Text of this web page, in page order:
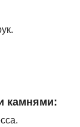
камнями: